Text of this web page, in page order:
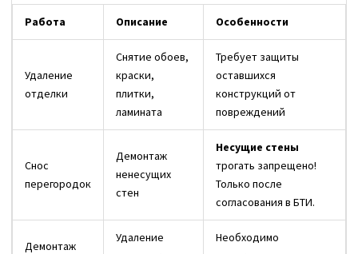
Работа Описание Особенности
Удаление
отделки
Снятие обоев,
краски,
плитки,
ламината
Требует защиты
оставшихся
конструкций от
повреждений
Снос
перегородок
Демонтаж
ненесущих
стен
Несущие стены
трогать запрещено!
Только после
согласования в БТИ.
Демонтаж
Удаление
Необходимо